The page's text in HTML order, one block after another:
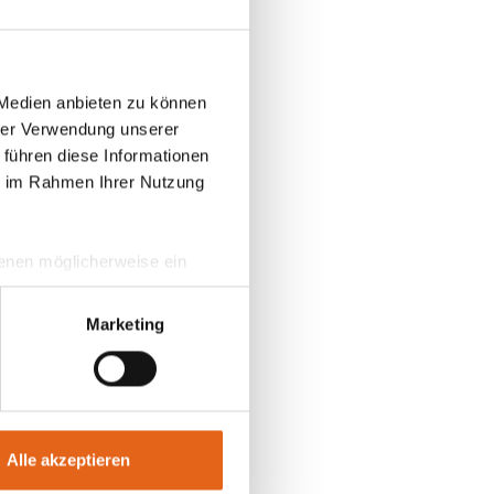
anbieten zu können
Verwendung unserer
diese Informationen
Rahmen Ihrer Nutzung
möglicherweise ein
Daten in
getroffen werden.
Marketing
Alle akzeptieren
Meter
V-
„Ich